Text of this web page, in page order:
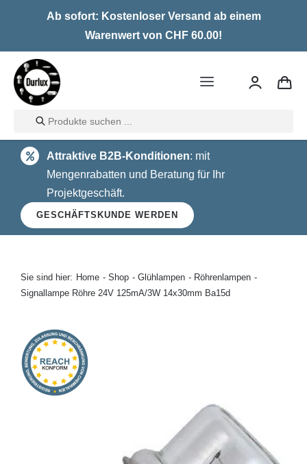
Ab sofort: Kostenloser Versand ab einem
Warenwert von CHF 60.00!
Toggle
Home
LED
Halogen
Glühlampen
Kontakt
Products
search
Attraktive B2B-Konditionen: mit
Mengenrabatten und Beratung für Ihr
Projektgeschäft.
GESCHÄFTSKUNDE WERDEN
Sie sind hier: Home Shop Glühlampen
Röhrenlampen
Signallampe Röhre 24V 125mA/3W 14x30mm Ba15d